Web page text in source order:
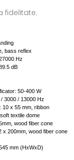
fidelitate.
bass reflex
Hz
dB
50-400 W
3000 / 13000 Hz
10 x 55 mm, ribbon
textile dome
wood fiber cone
x 200mm, wood fiber cone
mm (HxWxD)